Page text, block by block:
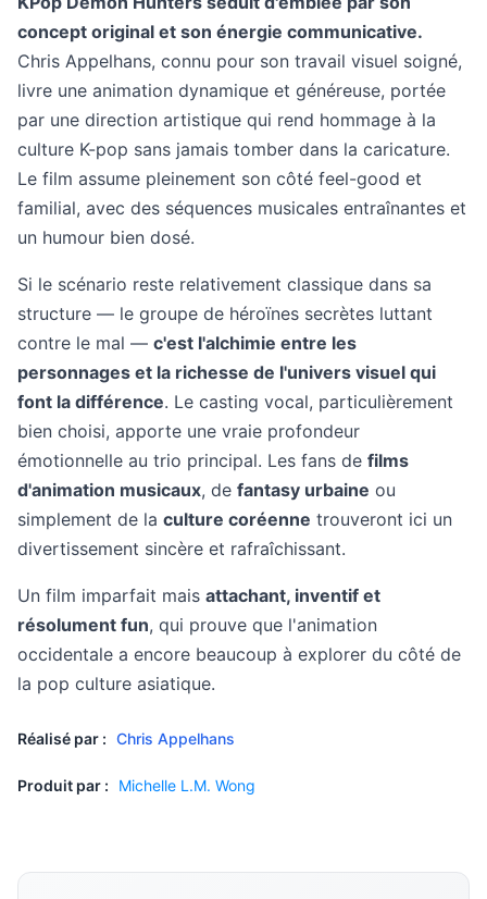
concept original et son énergie communicative.
Chris Appelhans, connu pour son travail visuel soigné,
livre une animation dynamique et généreuse, portée
par une direction artistique qui rend hommage à la
culture K-pop sans jamais tomber dans la caricature.
Le film assume pleinement son côté feel-good et
familial, avec des séquences musicales entraînantes et
un humour bien dosé.
Si le scénario reste relativement classique dans sa
structure — le groupe de héroïnes secrètes luttant
contre le mal — c'est l'alchimie entre les
personnages et la richesse de l'univers visuel qui
font la différence. Le casting vocal, particulièrement
bien choisi, apporte une vraie profondeur
émotionnelle au trio principal. Les fans de films
d'animation musicaux, de fantasy urbaine ou
simplement de la culture coréenne trouveront ici un
divertissement sincère et rafraîchissant.
Un film imparfait mais attachant, inventif et
résolument fun, qui prouve que l'animation
occidentale a encore beaucoup à explorer du côté de
la pop culture asiatique.
Réalisé par : Chris Appelhans
Produit par : Michelle L.M. Wong